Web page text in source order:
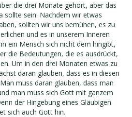
die drei Monate gehört, aber das
sollte sein: Nachdem wir etwas
sollten wir uns bemühen, es zu
und es in unserem Inneren
ein Mensch sich nicht dem hingibt,
die Bedeutungen, die es ausdrückt,
Um in den drei Monaten etwas zu
daran glauben, dass es in diesen
muss daran glauben, dass man
man muss sich Gott mit ganzem
der Hingebung eines Gläubigen
sich auch Gott hin.